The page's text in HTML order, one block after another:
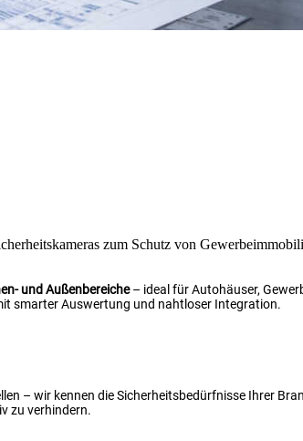
und Außenbereiche– ideal für Autohäuser,
smarter Auswertung und nahtloser Integration.
– wir kennen die Sicherheitsbedürfnisse Ihrer
zu verhindern.